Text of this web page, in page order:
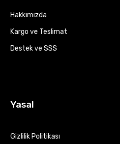
Hakkımızda
Kargo ve Teslimat
Destek ve SSS
Yasal
Gizlilik Politikası